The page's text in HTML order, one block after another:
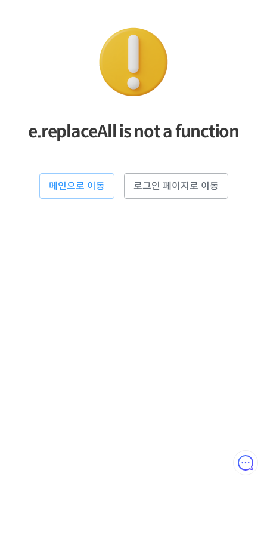
e.replaceAll is not a function
메인으로 이동 로그인 페이지로 이동